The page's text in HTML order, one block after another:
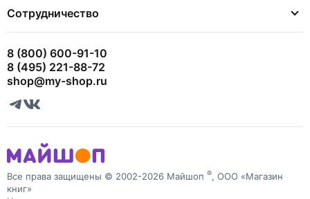
Сотрудничество
8 (800) 600-91-10
8 (495) 221-88-72
shop@my-shop.ru
Все права защищены © 2002-2026 Майшоп ®, ООО «Магазин
книг»